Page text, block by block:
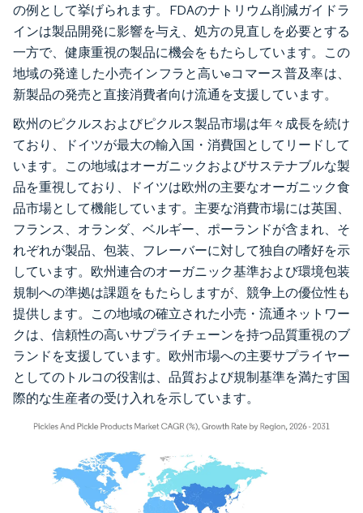
の例として挙げられます。FDAのナトリウム削減ガイドラ
インは製品開発に影響を与え、処方の見直しを必要とする
一方で、健康重視の製品に機会をもたらしています。この
地域の発達した小売インフラと高いeコマース普及率は、
新製品の発売と直接消費者向け流通を支援しています。
欧州のピクルスおよびピクルス製品市場は年々成長を続け
ており、ドイツが最大の輸入国・消費国としてリードして
います。この地域はオーガニックおよびサステナブルな製
品を重視しており、ドイツは欧州の主要なオーガニック食
品市場として機能しています。主要な消費市場には英国、
フランス、オランダ、ベルギー、ポーランドが含まれ、そ
れぞれが製品、包装、フレーバーに対して独自の嗜好を示
しています。欧州連合のオーガニック基準および環境包装
規制への準拠は課題をもたらしますが、競争上の優位性も
提供します。この地域の確立された小売・流通ネットワー
クは、信頼性の高いサプライチェーンを持つ品質重視のブ
ランドを支援しています。欧州市場への主要サプライヤー
としてのトルコの役割は、品質および規制基準を満たす国
際的な生産者の受け入れを示しています。